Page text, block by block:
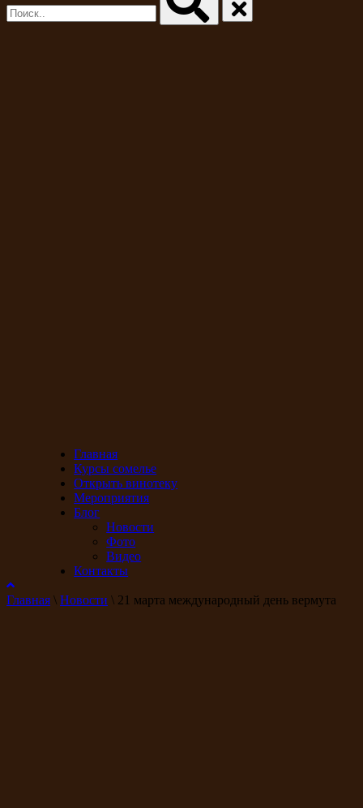
Главная
Курсы сомелье
Открыть винотеку
Мероприятия
Блог
Новости
Фото
Видео
Контакты
Главная \ Новости \ 21 марта международный день вермута